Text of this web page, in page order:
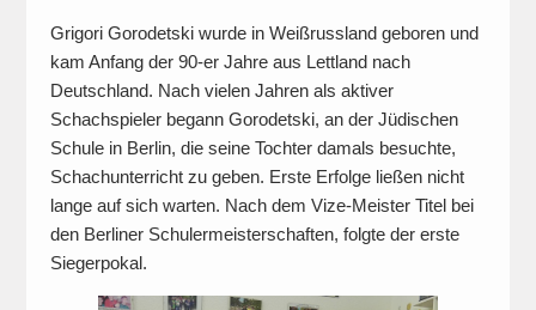
Grigori Gorodetski wurde in Weißrussland geboren und
kam Anfang der 90-er Jahre aus Lettland nach
Deutschland. Nach vielen Jahren als aktiver
Schachspieler begann Gorodetski, an der Jüdischen
Schule in Berlin, die seine Tochter damals besuchte,
Schachunterricht zu geben. Erste Erfolge ließen nicht
lange auf sich warten. Nach dem Vize-Meister Titel bei
den Berliner Schulermeisterschaften, folgte der erste
Siegerpokal.